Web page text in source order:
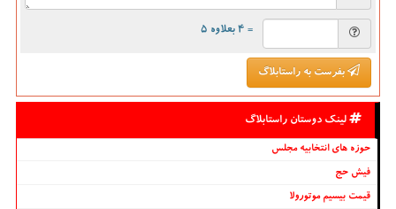
= ۴ بعلاوه ۵
بفرست به راستابلاگ
لینک دوستان راستابلاگ
حوزه های انتخابیه مجلس
فیش حج
قیمت بیسیم موتورولا